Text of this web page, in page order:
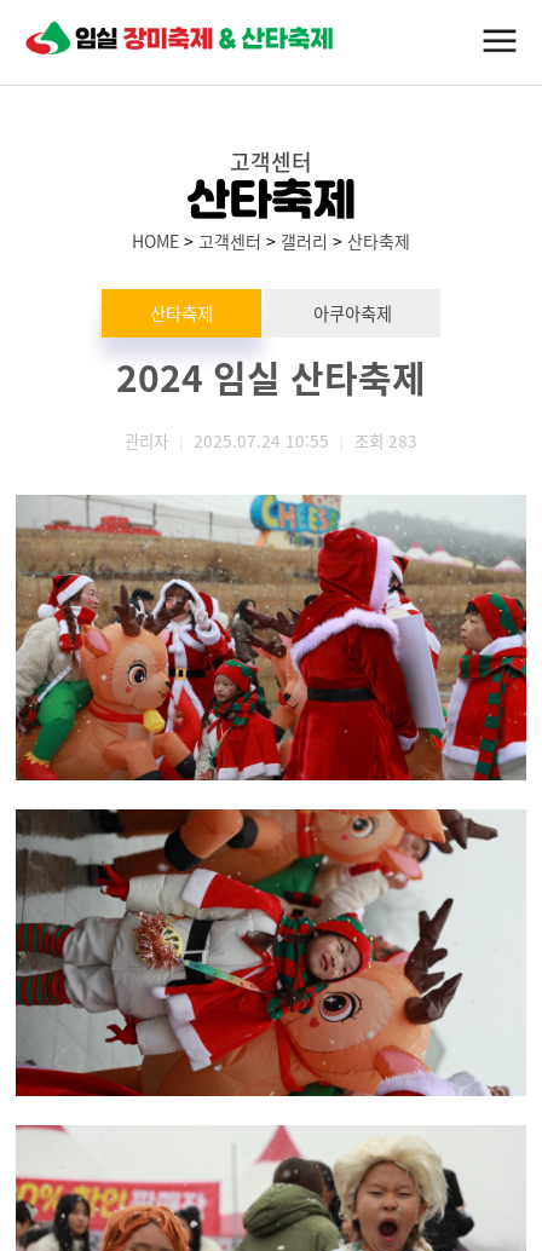
고객센터
산타축제
HOME> 고객센터 > 갤러리 > 산타축제
산타축제 아쿠아축제
2024 임실 산타축제
관리자 2025.07.24 10:55 조회 283